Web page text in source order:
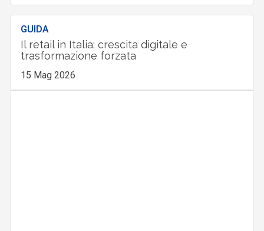
GUIDA
Il retail in Italia: crescita digitale e
trasformazione forzata
15 Mag 2026